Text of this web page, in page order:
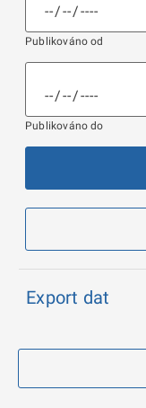
Publikováno od
Publikováno do
Export dat